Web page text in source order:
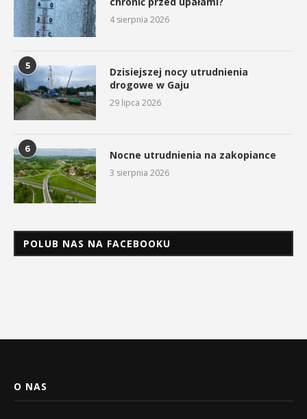
4 sierpnia 2026
5
Dzisiejszej nocy utrudnienia
drogowe w Gaju
29 lipca 2026
6 Nocne utrudnienia na zakopiance
3 sierpnia 2026
POLUB NAS NA FACEBOOKU
O NAS